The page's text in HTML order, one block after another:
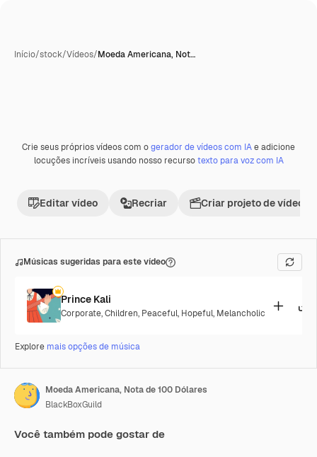
Início/stock/Vídeos/Moeda Americana, Not…
Premium
Crie seus próprios vídeos com ogerador de vídeos com IAe adicione
locuções incríveis usando nosso recursotexto para voz com IA
Editar vídeo Recriar Criar projeto de vídeo
Músicas sugeridas para este vídeo
Prince Kali
Corporate,Children, Peaceful, Hopeful, Melancholic
Explore mais opções de música
Moeda Americana, Nota de 100 Dólares
BlackBoxGuild
Você também pode gostar de